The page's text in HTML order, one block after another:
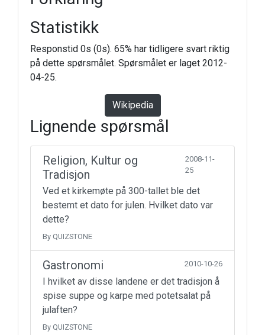
Statistikk
Responstid 0s (0s). 65% har tidligere svart riktig
på dette spørsmålet. Spørsmålet er laget 2012-
04-25.
Wikipedia
Lignende spørsmål
Religion, Kultur og
Tradisjon
2008-11-
25
Ved et kirkemøte på 300-tallet ble det
bestemt et dato for julen. Hvilket dato var
dette?
By QUIZSTONE
Gastronomi 2010-10-26
I hvilket av disse landene er det tradisjon å
spise suppe og karpe med potetsalat på
julaften?
By QUIZSTONE